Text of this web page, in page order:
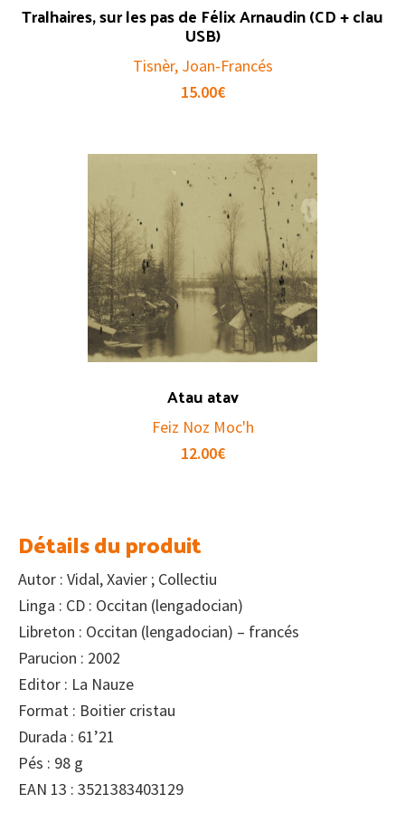
Tralhaires, sur les pas de Félix Arnaudin (CD + clau
USB)
Tisnèr, Joan-Francés
15.00€
Atau atav
Feiz Noz Moc'h
12.00€
Détails du produit
Autor : Vidal, Xavier ; Collectiu
Linga : CD : Occitan (lengadocian)
Libreton : Occitan (lengadocian) – francés
Parucion : 2002
Editor : La Nauze
Format : Boitier cristau
Durada : 61’21
Pés : 98 g
EAN 13 : 3521383403129